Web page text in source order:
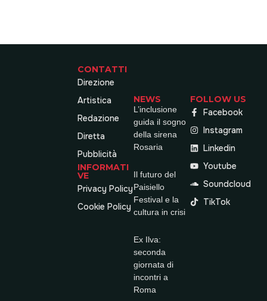
CONTATTI
Direzione
Artistica
Redazione
Diretta
Pubblicità
INFORMATI
VE
Privacy Policy
Cookie Policy
NEWS
L’inclusione
guida il sogno
della sirena
Rosaria
Il futuro del
Paisiello
Festival e la
cultura in crisi
Ex Ilva:
seconda
giornata di
incontri a
Roma
FOLLOW US
Facebook
Instagram
Linkedin
Youtube
Soundcloud
TikTok